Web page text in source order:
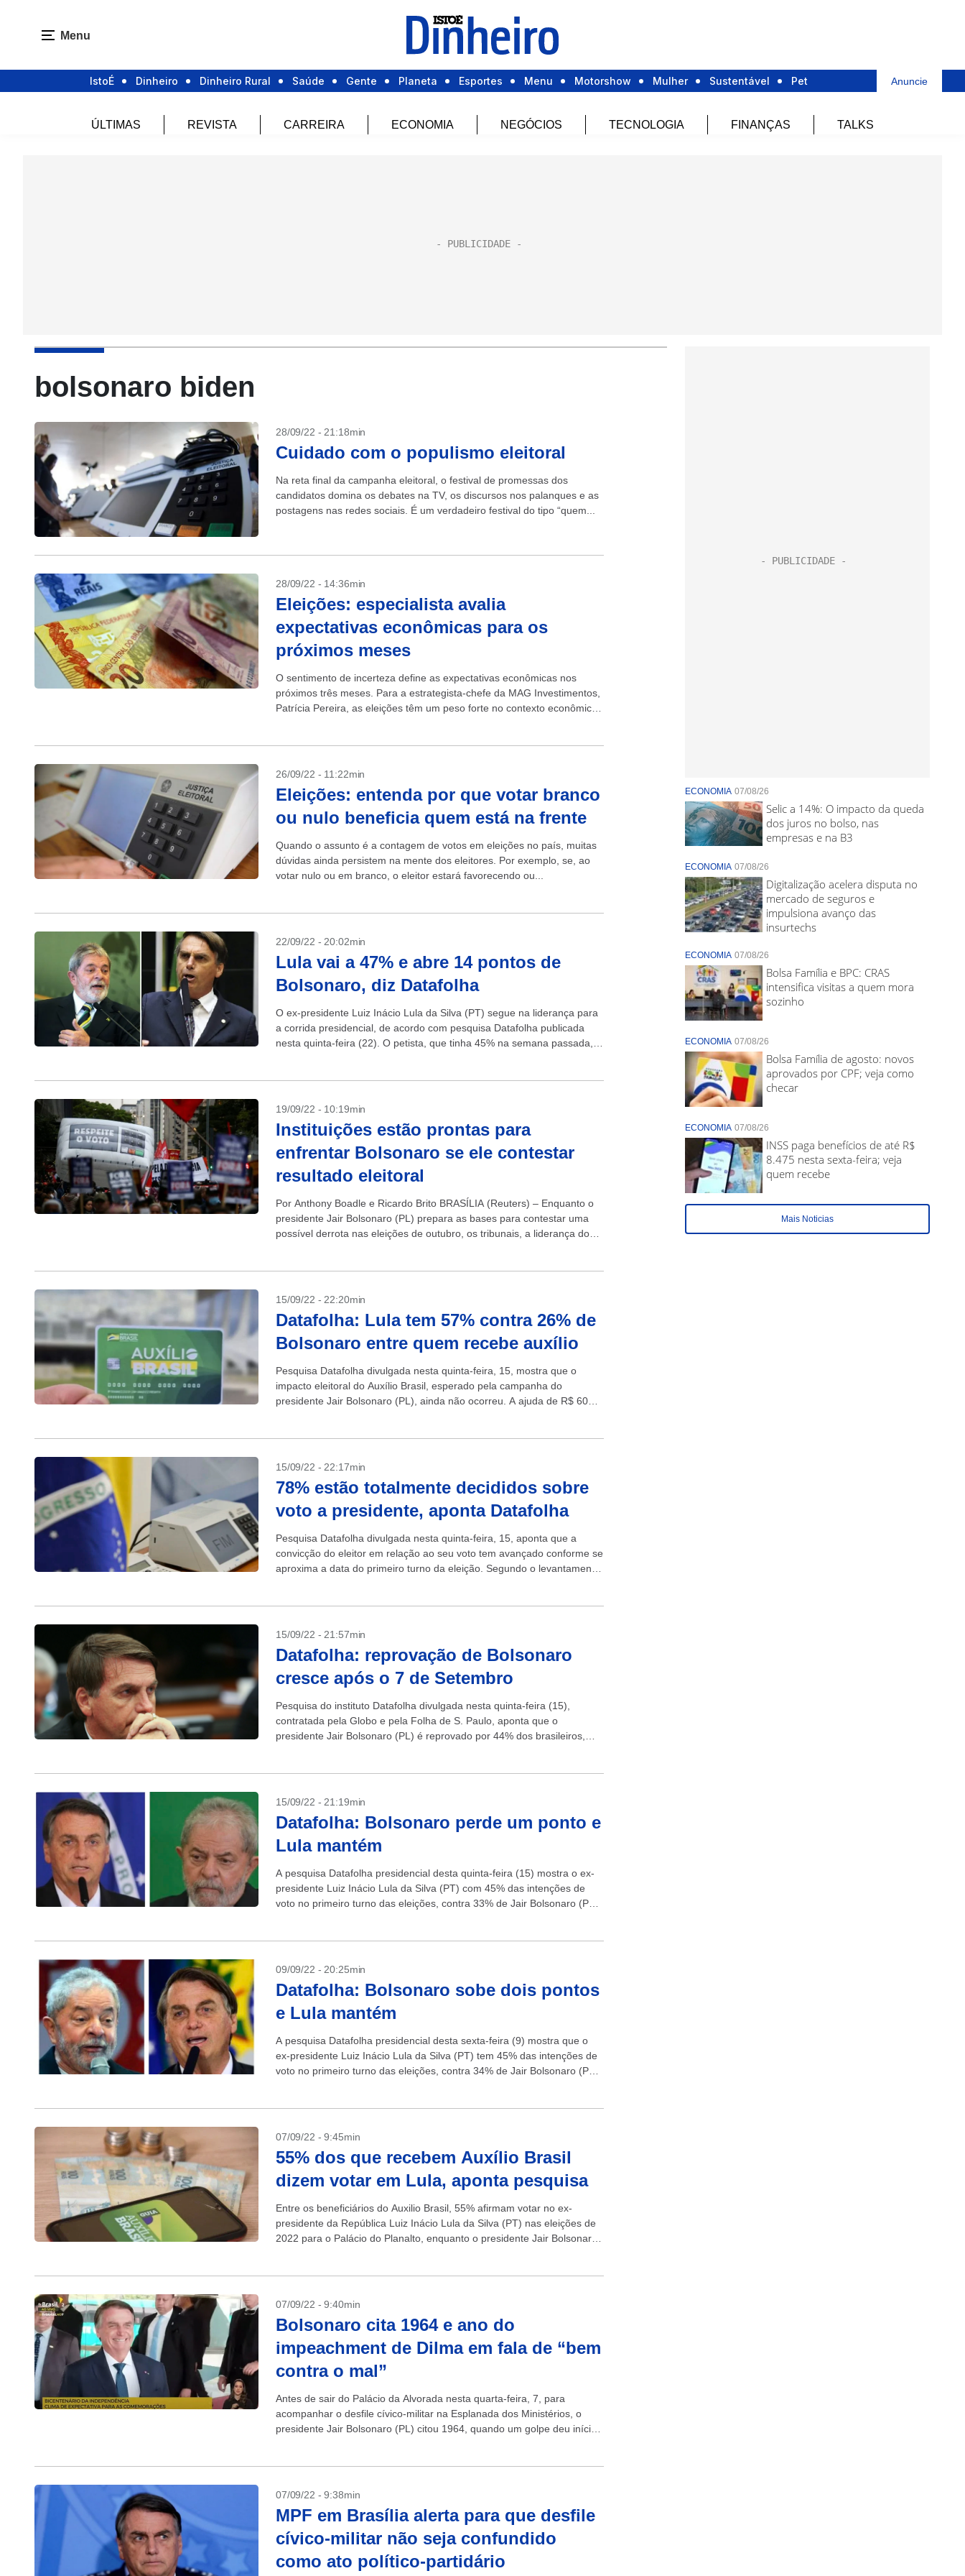
Menu
IstoÉ Dinheiro Dinheiro Rural Saúde Gente Planeta Esportes Menu Motorshow Mulher Sustentável Pet Anuncie
ÚLTIMAS REVISTA CARREIRA ECONOMIA NEGÓCIOS TECNOLOGIA FINANÇAS TALKS
bolsonaro biden
28/09/22 - 21:18min
Cuidado com o populismo eleitoral
Na reta final da campanha eleitoral, o festival de promessas dos
candidatos domina os debates na TV, os discursos nos palanques e as
postagens nas redes sociais. É um verdadeiro festival do tipo “quem...
28/09/22 - 14:36min
Eleições: especialista avalia
expectativas econômicas para os
próximos meses
O sentimento de incerteza define as expectativas econômicas nos
próximos três meses. Para a estrategista-chefe da MAG Investimentos,
Patrícia Pereira, as eleições têm um peso forte no contexto econômico
26/09/22 - 11:22min
Eleições: entenda por que votar branco
ou nulo beneficia quem está na frente
Quando o assunto é a contagem de votos em eleições no país, muitas
dúvidas ainda persistem na mente dos eleitores. Por exemplo, se, ao
votar nulo ou em branco, o eleitor estará favorecendo ou...
22/09/22 - 20:02min
Lula vai a 47% e abre 14 pontos de
Bolsonaro, diz Datafolha
O ex-presidente Luiz Inácio Lula da Silva (PT) segue na liderança para
a corrida presidencial, de acordo com pesquisa Datafolha publicada
nesta quinta-feira (22). O petista, que tinha 45% na semana passada,
19/09/22 - 10:19min
Instituições estão prontas para
enfrentar Bolsonaro se ele contestar
resultado eleitoral
Por Anthony Boadle e Ricardo Brito BRASÍLIA (Reuters) – Enquanto o
presidente Jair Bolsonaro (PL) prepara as bases para contestar uma
possível derrota nas eleições de outubro, os tribunais, a liderança do
15/09/22 - 22:20min
Datafolha: Lula tem 57% contra 26% de
Bolsonaro entre quem recebe auxílio
Pesquisa Datafolha divulgada nesta quinta-feira, 15, mostra que o
impacto eleitoral do Auxílio Brasil, esperado pela campanha do
presidente Jair Bolsonaro (PL), ainda não ocorreu. A ajuda de R$ 600
15/09/22 - 22:17min
78% estão totalmente decididos sobre
voto a presidente, aponta Datafolha
Pesquisa Datafolha divulgada nesta quinta-feira, 15, aponta que a
convicção do eleitor em relação ao seu voto tem avançado conforme se
aproxima a data do primeiro turno da eleição. Segundo o levantamento,
15/09/22 - 21:57min
Datafolha: reprovação de Bolsonaro
cresce após o 7 de Setembro
Pesquisa do instituto Datafolha divulgada nesta quinta-feira (15),
contratada pela Globo e pela Folha de S. Paulo, aponta que o
presidente Jair Bolsonaro (PL) é reprovado por 44% dos brasileiros,
15/09/22 - 21:19min
Datafolha: Bolsonaro perde um ponto e
Lula mantém
A pesquisa Datafolha presidencial desta quinta-feira (15) mostra o ex-
presidente Luiz Inácio Lula da Silva (PT) com 45% das intenções de
voto no primeiro turno das eleições, contra 33% de Jair Bolsonaro (PL).
09/09/22 - 20:25min
Datafolha: Bolsonaro sobe dois pontos
e Lula mantém
A pesquisa Datafolha presidencial desta sexta-feira (9) mostra que o
ex-presidente Luiz Inácio Lula da Silva (PT) tem 45% das intenções de
voto no primeiro turno das eleições, contra 34% de Jair Bolsonaro (PL).
07/09/22 - 9:45min
55% dos que recebem Auxílio Brasil
dizem votar em Lula, aponta pesquisa
Entre os beneficiários do Auxilio Brasil, 55% afirmam votar no ex-
presidente da República Luiz Inácio Lula da Silva (PT) nas eleições de
2022 para o Palácio do Planalto, enquanto o presidente Jair Bolsonaro
07/09/22 - 9:40min
Bolsonaro cita 1964 e ano do
impeachment de Dilma em fala de “bem
contra o mal”
Antes de sair do Palácio da Alvorada nesta quarta-feira, 7, para
acompanhar o desfile cívico-militar na Esplanada dos Ministérios, o
presidente Jair Bolsonaro (PL) citou 1964, quando um golpe deu início
07/09/22 - 9:38min
MPF em Brasília alerta para que desfile
cívico-militar não seja confundido
como ato político-partidário
ECONOMIA 07/08/26
Selic a 14%: O impacto da queda
dos juros no bolso, nas
empresas e na B3
ECONOMIA 07/08/26
Digitalização acelera disputa no
mercado de seguros e
impulsiona avanço das
insurtechs
ECONOMIA 07/08/26
Bolsa Família e BPC: CRAS
intensifica visitas a quem mora
sozinho
ECONOMIA 07/08/26
Bolsa Família de agosto: novos
aprovados por CPF; veja como
checar
ECONOMIA 07/08/26
INSS paga benefícios de até R$
8.475 nesta sexta-feira; veja
quem recebe
Mais Noticias